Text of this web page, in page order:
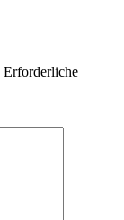
Erforderliche